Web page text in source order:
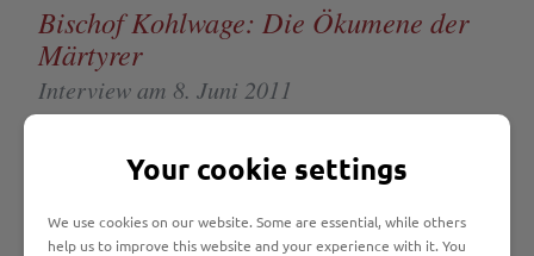
Bischof Kohlwage: Die Ökumene der
Märtyrer
Interview am 8. Juni 2011
ein eindrucksvolles Zeugnis der Ökumene des Gebets und des
Leidens, wie sie vielerorts in jenen dunklen Tagen
Your cookie settings
We use cookies on our website. Some are essential, while others
help us to improve this website and your experience with it. You